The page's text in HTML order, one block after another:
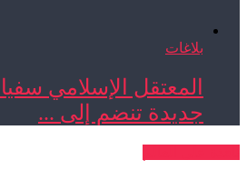
بلاغات
المعتقل الإسلامي سفيان
جديدة تنضم إلى ...